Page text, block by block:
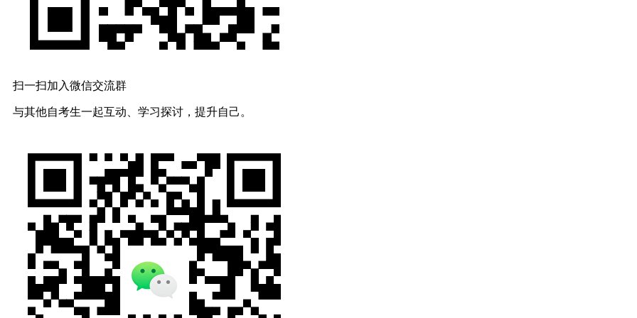
扫一扫加入微信交流群
与其他自考生一起互动、学习探讨，提升自己。